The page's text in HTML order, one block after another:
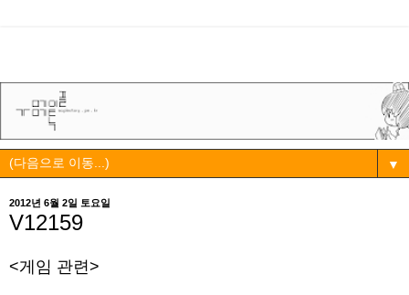
▼
2012년 6월 2일 토요일
V12159
<게임 관련>